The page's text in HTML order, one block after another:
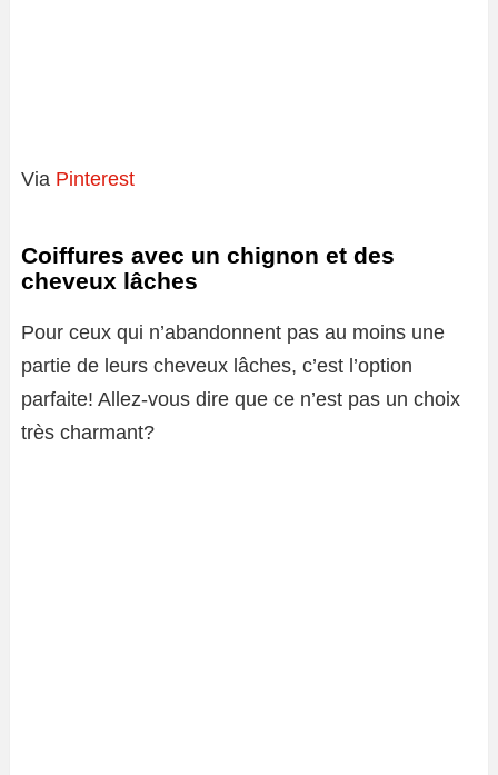
Via Pinterest
Coiffures avec un chignon et des
cheveux lâches
Pour ceux qui n’abandonnent pas au moins une
partie de leurs cheveux lâches, c’est l’option
parfaite! Allez-vous dire que ce n’est pas un choix
très charmant?